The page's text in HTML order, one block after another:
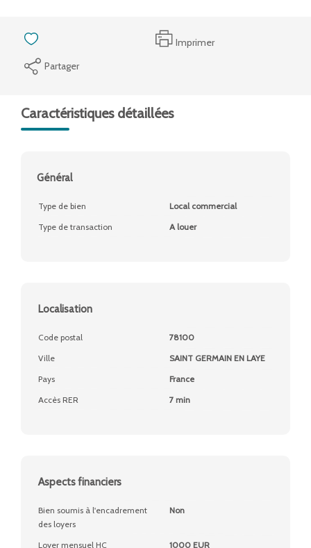
Imprimer
Partager
Caractéristiques détaillées
Général
Type de bien
Local commercial
Type de transaction
A louer
Localisation
Code postal
78100
Ville
SAINT GERMAIN EN LAYE
Pays
France
Accès RER
7 min
Aspects financiers
Bien soumis à l'encadrement
des loyers
Non
Loyer mensuel HC
1000 EUR